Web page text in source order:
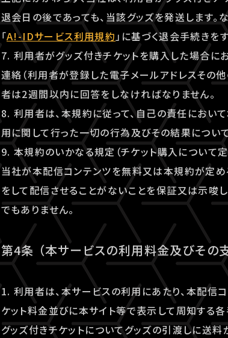
退会日の後であっても、当該グッズを発送します
「A!-IDサービス利用規約」に基づく退会手続きを
7. 利用者がグッズ付きチケットを購入した場合に
連絡（利用者が登録した電子メールアドレスその
者は2週間以内に回答をしなければなりません。
8. 利用者は、本規約に従って、自己の責任におい
用に関して行った一切の行為及びその結果につい
9. 本規約のいかなる規定（チケット購入について
当社が本配信コンテンツを無料又は本規約が定
をして配信させることがないことを保証又は示唆
でもありません。
第4条 （本サービスの利用料金及びその
1. 利用者は、本サービスの利用にあたり、本配信
ケット料金並びに本サイト等で表示して周知する
グッズ付きチケットについてグッズの引渡しに送